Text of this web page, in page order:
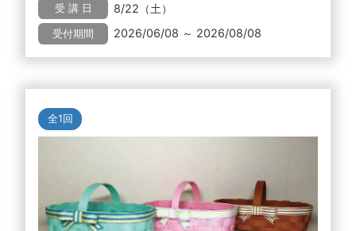
受 講 日 8/22（土）
受付期間 2026/06/08 ～ 2026/08/08
全1回